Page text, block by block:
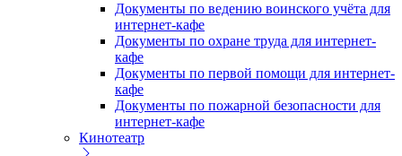
Документы по ведению воинского учёта для
интернет-кафе
Документы по охране труда для интернет-
кафе
Документы по первой помощи для интернет-
кафе
Документы по пожарной безопасности для
интернет-кафе
Кинотеатр